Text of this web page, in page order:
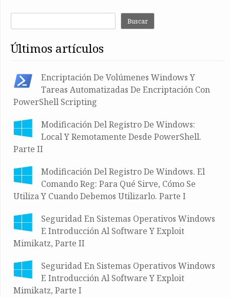
Buscar
últimos artículos
Encriptación De Volúmenes Windows Y
Tareas Automatizadas De Encriptación Con
PowerShell Scripting
Modificación Del Registro De Windows:
Local Y Remotamente Desde PowerShell.
Parte II
Modificación Del Registro De Windows. El
Comando Reg: Para Qué Sirve, Cómo Se
Utiliza Y Cuando Debemos Utilizarlo. Parte I
Seguridad En Sistemas Operativos Windows
E Introducción Al Software Y Exploit
Mimikatz, Parte II
Seguridad En Sistemas Operativos Windows
E Introducción Al Software Y Exploit
Mimikatz, Parte I